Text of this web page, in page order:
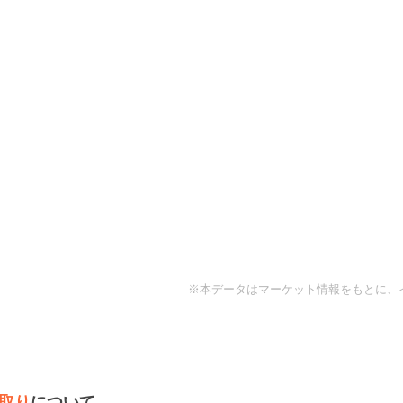
※本データはマーケット情報をもとに、